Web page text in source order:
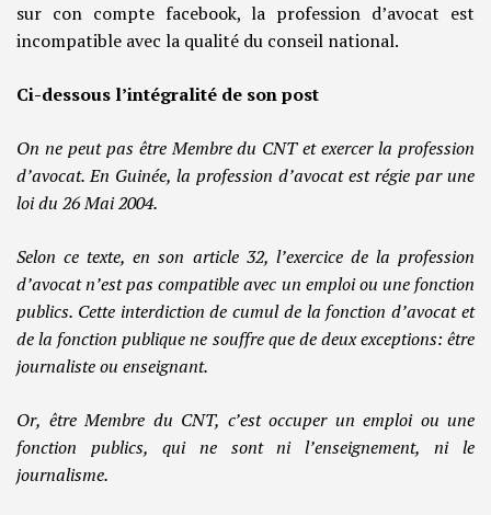
sur con compte facebook, la profession d’avocat est
incompatible avec la qualité du conseil national.
Ci-dessous l’intégralité de son post
On ne peut pas être Membre du CNT et exercer la profession
d’avocat. En Guinée, la profession d’avocat est régie par une
loi du 26 Mai 2004.
Selon ce texte, en son article 32, l’exercice de la profession
d’avocat n’est pas compatible avec un emploi ou une fonction
publics. Cette interdiction de cumul de la fonction d’avocat et
de la fonction publique ne souffre que de deux exceptions: être
journaliste ou enseignant.
Or, être Membre du CNT, c’est occuper un emploi ou une
fonction publics, qui ne sont ni l’enseignement, ni le
journalisme.